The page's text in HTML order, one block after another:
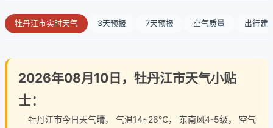
牡丹江市实时天气 3天预报 7天预报 空气质量 出行建
2026年08月10日，牡丹江市天气小贴
士：
牡丹江市今日天气晴， 气温14~26℃， 东南风4-5级， 空气